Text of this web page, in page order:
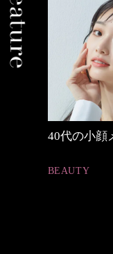
40代の小顔メイ
BEAUTY